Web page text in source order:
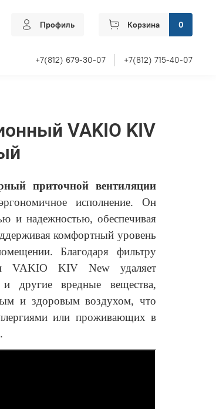
Профиль Корзина 0
+7(812) 679-30-07 +7(812) 715-40-07
VAKIO KIV
приточной вентиляции
исполнение. Он
и надежностью, обеспечивая
комфортный уровень
Благодаря фильтру
VAKIO KIV New удаляет
и другие вредные вещества,
и здоровым воздухом, что
или проживающих в